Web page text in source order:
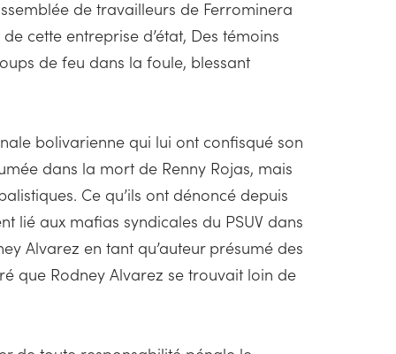
de travailleurs de Ferrominera
cette entreprise d’état, Des témoins
de feu dans la foule, blessant
bolivarienne qui lui ont confisqué son
dans la mort de Renny Rojas, mais
Ce qu’ils ont dénoncé depuis
lié aux mafias syndicales du PSUV dans
Alvarez en tant qu’auteur présumé des
que Rodney Alvarez se trouvait loin de